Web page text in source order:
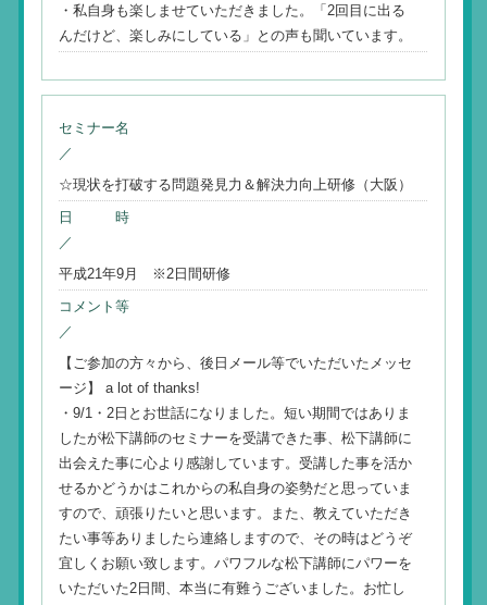
・私自身も楽しませていただきました。「2回目に出る
んだけど、楽しみにしている」との声も聞いています。
セミナー名
／
☆現状を打破する問題発見力＆解決力向上研修（大阪）
日 時
／
平成21年9月 ※2日間研修
コメント等
／
【ご参加の方々から、後日メール等でいただいたメッセ
ージ】 a lot of thanks!
・9/1・2日とお世話になりました。短い期間ではありま
したが松下講師のセミナーを受講できた事、松下講師に
出会えた事に心より感謝しています。受講した事を活か
せるかどうかはこれからの私自身の姿勢だと思っていま
すので、頑張りたいと思います。また、教えていただき
たい事等ありましたら連絡しますので、その時はどうぞ
宜しくお願い致します。パワフルな松下講師にパワーを
いただいた2日間、本当に有難うございました。お忙し